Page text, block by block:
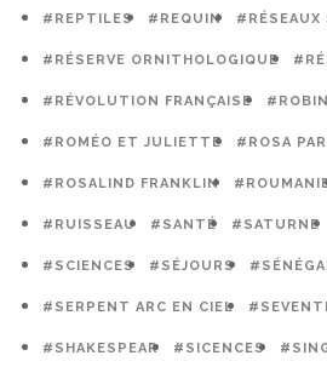
#REPTILES #REQUIN #RÉSEAUX
#RÉSERVE ORNITHOLOGIQUE
#RÉVOLUTION FRANÇAISE
#ROMÉO ET JULIETTE #ROSA
#ROSALIND FRANKLIN
#RUISSEAU #SANTÉ #SATURNE
#SCIENCES #SÉJOURS
#SERPENT ARC EN CIEL
#SHAKESPEAR #SICENCES